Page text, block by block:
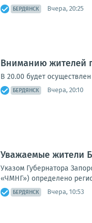
БЕРДЯНСК Вчера, 20:25
Вниманию жителей
В 20.00 будет
БЕРДЯНСК Вчера, 20:10
Уважаемые жители
Указом Губернатора
«ЧМНГ») определено
БЕРДЯНСК Вчера, 10:53